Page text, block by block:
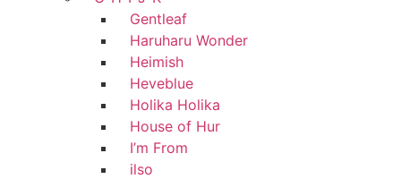
Gentleaf
Haruharu Wonder
Heimish
Heveblue
Holika Holika
House of Hur
I’m From
ilso